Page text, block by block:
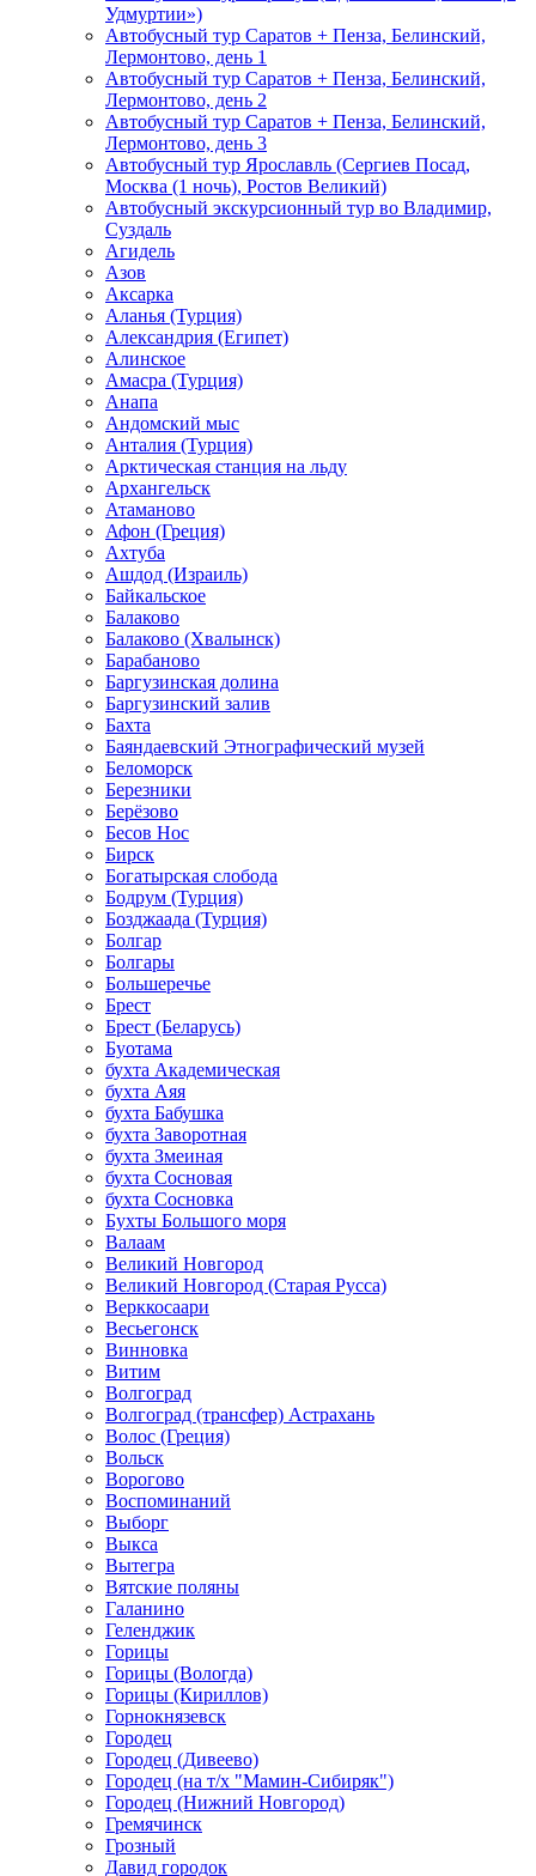
Удмуртии»)
Автобусный тур Саратов + Пенза, Белинский,
Лермонтово, день 1
Автобусный тур Саратов + Пенза, Белинский,
Лермонтово, день 2
Автобусный тур Саратов + Пенза, Белинский,
Лермонтово, день 3
Автобусный тур Ярославль (Сергиев Посад,
Москва (1 ночь), Ростов Великий)
Автобусный экскурсионный тур во Владимир,
Суздаль
Агидель
Азов
Аксарка
Аланья (Турция)
Александрия (Египет)
Алинское
Амасра (Турция)
Анапа
Андомский мыс
Анталия (Турция)
Арктическая станция на льду
Архангельск
Атаманово
Афон (Греция)
Ахтуба
Ашдод (Израиль)
Байкальское
Балаково
Балаково (Хвалынск)
Барабаново
Баргузинская долина
Баргузинский залив
Бахта
Баяндаевский Этнографический музей
Беломорск
Березники
Берёзово
Бесов Нос
Бирск
Богатырская слобода
Бодрум (Турция)
Бозджаада (Турция)
Болгар
Болгары
Большеречье
Брест
Брест (Беларусь)
Буотама
бухта Академическая
бухта Аяя
бухта Бабушка
бухта Заворотная
бухта Змеиная
бухта Сосновая
бухта Сосновка
Бухты Большого моря
Валаам
Великий Новгород
Великий Новгород (Старая Русса)
Верккосаари
Весьегонск
Винновка
Витим
Волгоград
Волгоград (трансфер) Астрахань
Волос (Греция)
Вольск
Ворогово
Воспоминаний
Выборг
Выкса
Вытегра
Вятские поляны
Галанино
Геленджик
Горицы
Горицы (Вологда)
Горицы (Кириллов)
Горнокнязевск
Городец
Городец (Дивеево)
Городец (на т/х "Мамин-Сибиряк")
Городец (Нижний Новгород)
Гремячинск
Грозный
Давид городок